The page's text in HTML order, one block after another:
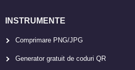
INSTRUMENTE
Comprimare PNG/JPG
Generator gratuit de coduri QR